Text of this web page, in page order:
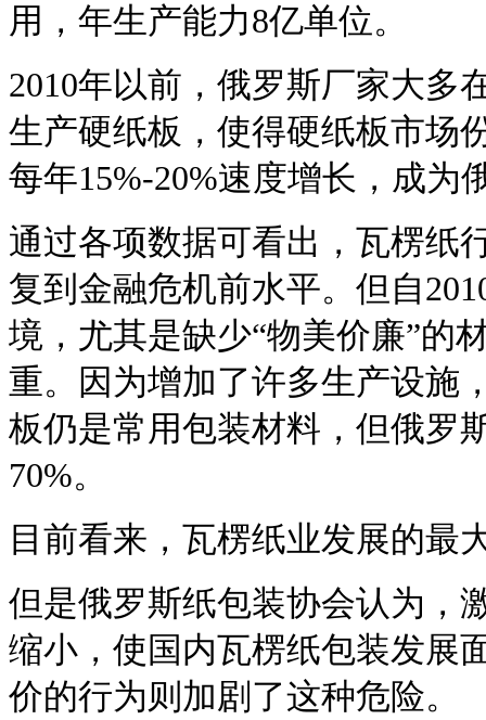
用，年生产能力8亿单位。
2010年以前，俄罗斯厂家大多
生产硬纸板，使得硬纸板市场
每年15%-20%速度增长，成为
通过各项数据可看出，瓦楞纸
复到金融危机前水平。但自
境，尤其是缺少“物美价廉”的
重。因为增加了许多生产设施
板仍是常用包装材料，但俄罗
70%。
目前看来，瓦楞纸业发展的最
但是俄罗斯纸包装协会认为，
缩小，使国内瓦楞纸包装发展
价的行为则加剧了这种危险。